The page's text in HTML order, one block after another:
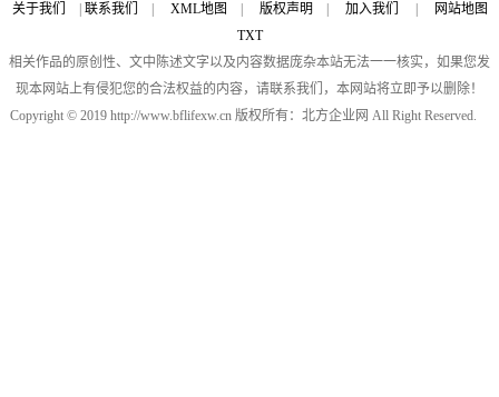
关于我们 联系我们 XML地图 版权声明 加入我们
网站地图
TXT
相关作品的原创性、文中陈述文字以及内容数据庞杂本站无法一一核实，如果您发
现本网站上有侵犯您的合法权益的内容，请联系我们，本网站将立即予以删除！
Copyright © 2019 http://www.bflifexw.cn 版权所有：北方企业网 All Right Reserved.